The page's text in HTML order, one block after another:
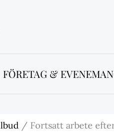
FÖRETAG &
Fortsatt arbete